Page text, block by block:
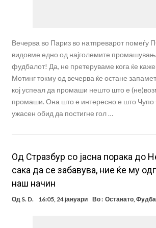
Вечерва во Париз во натпреварот помеѓу
видовме едно од најголемите
фудбалот! Да, не претеруваме кога ќе
Мотинг токму од вечерва ќе остане
кој успеал да промаши нешто што е
промаши. Она што е интересно е што Чупо-
ужасен обид да постигне гол …
Од Стразбур со јасна порака до
сака да се забавува, ние ќе му
наш начин
Од S. D. 16:05, 24 јануари Во : Останато,